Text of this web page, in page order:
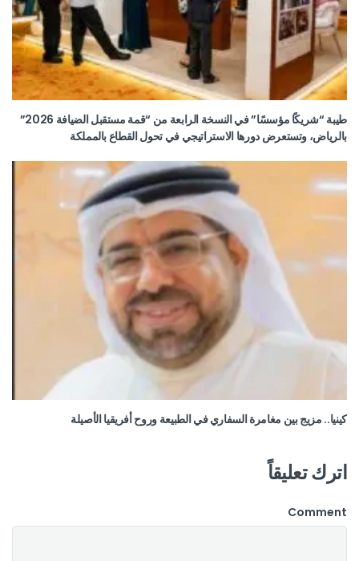
طيبة “شريكًا مؤسسًا” في النسخة الرابعة من “قمة مستقبل الضيافة 2026”
بالرياض، وتستعرض دورها الاستراتيجي في تحول القطاع بالمملكة
كينيا.. مزيج بين مغامرة السفاري في الطبيعة وروح أفريقيا الأصيلة
اترك تعليقاً
Comment